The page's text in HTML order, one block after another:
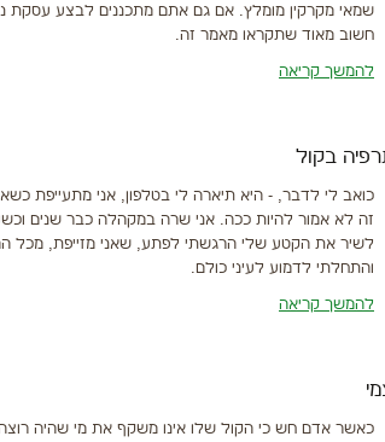
שמאי מקרקין מומלץ. אם גם אתם מתכננים לבצע עסקת
חשוב מאוד שתקראו מאמר זה.
להמשך קריאה
בקול
כואב לי לדבר, - היא תיארה לי בטלפון, אני מתעייפת
זה לא אמור להיות ככה. אני שרה במקהלה כבר שנים
לשיר את הקטע שלי הרגשתי לפתע, שאני מזייפת, מכל
והתחלתי לדמוע לעיני כולם.
להמשך קריאה
כאשר אדם חש כי הקול שלו אינו משקף את מי שהיה